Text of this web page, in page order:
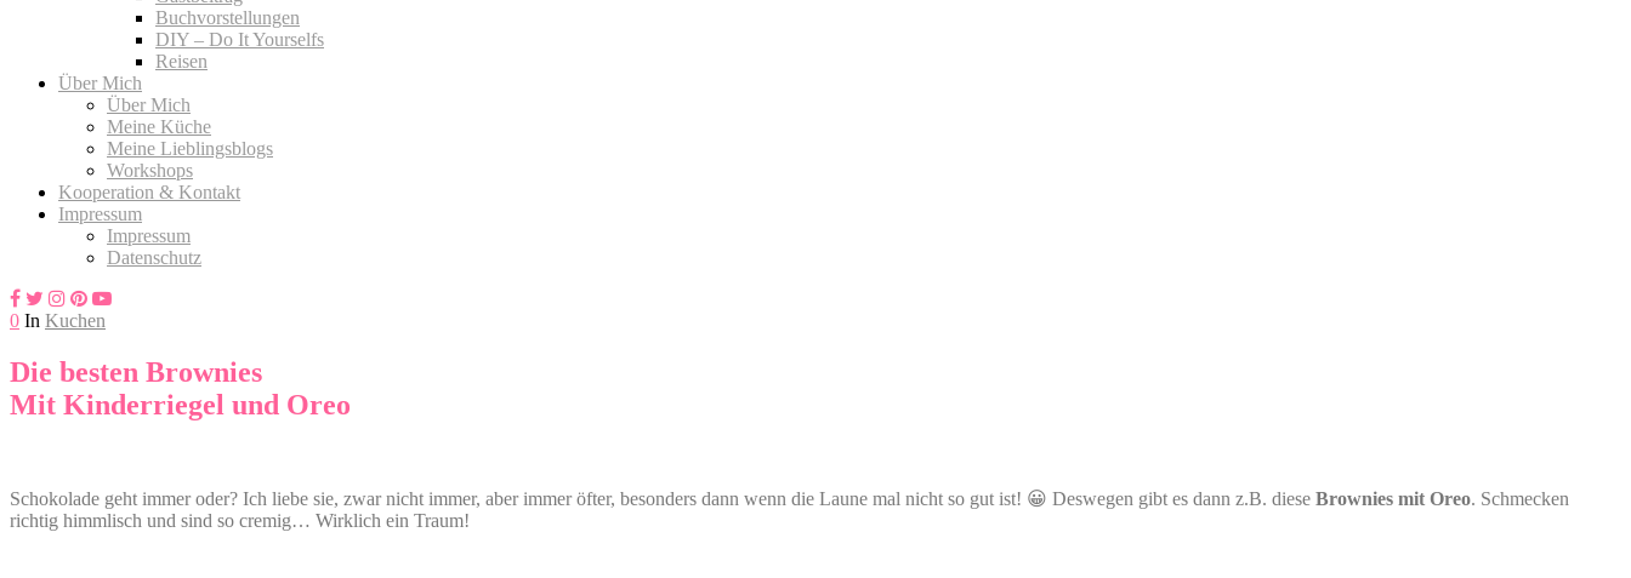
Buchvorstellungen
DIY – Do It Yourselfs
Reisen
Über Mich
Über Mich
Meine Küche
Meine Lieblingsblogs
Workshops
Kooperation & Kontakt
Impressum
Impressum
Datenschutz
0 In Kuchen
Die besten Brownies
Mit Kinderriegel und Oreo
Schokolade geht immer oder? Ich liebe sie, zwar nicht immer, aber immer öfter, besonders dann wenn die Laune mal nicht so gut ist! 😀 Deswegen gibt es dann z.B. diese Brownies mit Oreo. Schmecken
richtig himmlisch und sind so cremig… Wirklich ein Traum!